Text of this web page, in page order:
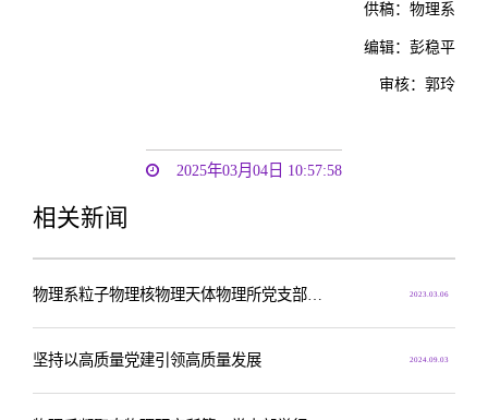
供稿：物理系
编辑：彭稳平
审核：郭玲
2025年03月04日 10:57:58
相关新闻
2023.03.06
2024.09.03
坚持以高质量党建引领高质量发展